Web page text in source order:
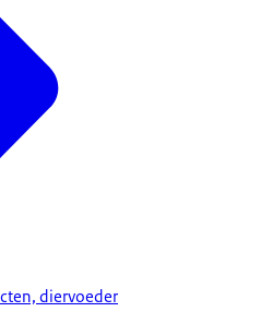
diervoeder